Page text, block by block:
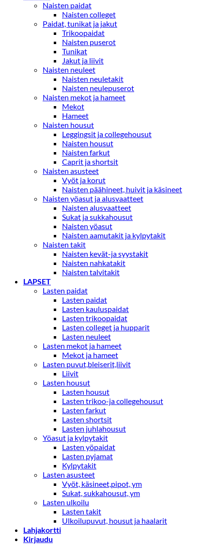
Naisten paidat
Naisten colleget
Paidat, tunikat ja jakut
Trikoopaidat
Naisten puserot
Tunikat
Jakut ja liivit
Naisten neuleet
Naisten neuletakit
Naisten neulepuserot
Naisten mekot ja hameet
Mekot
Hameet
Naisten housut
Leggingsit ja collegehousut
Naisten housut
Naisten farkut
Caprit ja shortsit
Naisten asusteet
Vyöt ja korut
Naisten päähineet, huivit ja käsineet
Naisten yöasut ja alusvaatteet
Naisten alusvaatteet
Sukat ja sukkahousut
Naisten yöasut
Naisten aamutakit ja kylpytakit
Naisten takit
Naisten kevät-ja syystakit
Naisten nahkatakit
Naisten talvitakit
LAPSET
Lasten paidat
Lasten paidat
Lasten kauluspaidat
Lasten trikoopaidat
Lasten colleget ja hupparit
Lasten neuleet
Lasten mekot ja hameet
Mekot ja hameet
Lasten puvut,bleiserit,liivit
Liivit
Lasten housut
Lasten housut
Lasten trikoo-ja collegehousut
Lasten farkut
Lasten shortsit
Lasten juhlahousut
Yöasut ja kylpytakit
Lasten yöpaidat
Lasten pyjamat
Kylpytakit
Lasten asusteet
Vyöt, käsineet,pipot, ym
Sukat, sukkahousut, ym
Lasten ulkoilu
Lasten takit
Ulkoilupuvut, housut ja haalarit
Lahjakortti
Kirjaudu